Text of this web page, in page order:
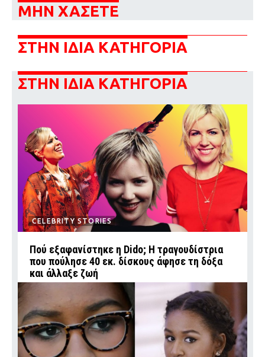
ΜΗΝ ΧΑΣΕΤΕ
ΣΤΗΝ ΙΔΙΑ ΚΑΤΗΓΟΡΙΑ
ΣΤΗΝ ΙΔΙΑ ΚΑΤΗΓΟΡΙΑ
CELEBRITY STORIES
Πού εξαφανίστηκε η Dido; Η τραγουδίστρια
που πούλησε 40 εκ. δίσκους άφησε τη δόξα
και άλλαξε ζωή